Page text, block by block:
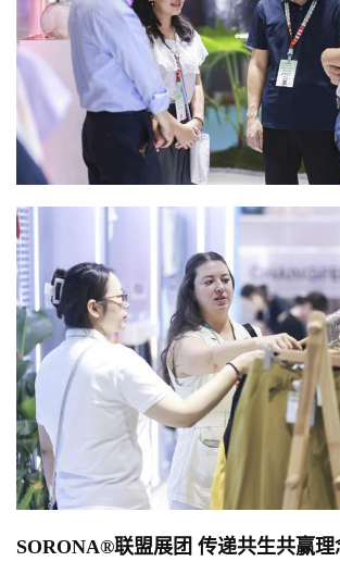
SORONA®联盟展团 传递共生共赢理